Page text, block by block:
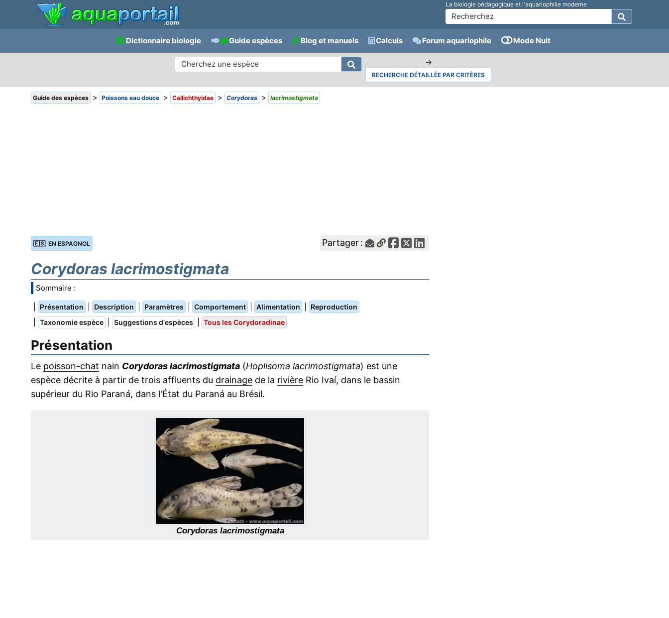
La biologie pédagogique et l'aquariophilie moderne
Dictionnaire biologie Guide espèces Blog et manuels Calculs Forum aquariophile Mode Nuit
→
RECHERCHE DÉTAILLÉE PAR CRITÈRES
Guide des espèces > Poissons eau douce > Callichthyidae > Corydoras > lacrimostigmata
🇪🇸 EN ESPAGNOL Partager :
Corydoras lacrimostigmata
Sommaire :
Présentation Description Paramètres Comportement Alimentation Reproduction
Taxonomie espèce Suggestions d'espèces Tous les Corydoradinae
Présentation
Le poisson-chat nain Corydoras lacrimostigmata (Hoplisoma lacrimostigmata) est une
espèce décrite à partir de trois affluents du drainage de la rivière Rio Ivaí, dans le bassin
supérieur du Rio Paraná, dans l'État du Paraná au Brésil.
Corydoras lacrimostigmata